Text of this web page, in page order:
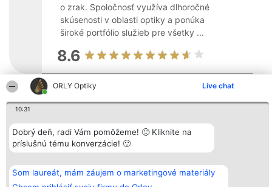
ORLY Optiky Live chat
10:31
Dobrý deň, radi Vám pomôžeme! 🙂 Kliknite na
príslušnú tému konverzácie! 🙂
Som laureát, mám záujem o marketingové materiály
o zrak. Spoločnosť využíva dlhoročné
skúsenosti v oblasti optiky a ponúka
široké portfólio služieb pre všetky ...
8.6
Organizátor hodnotenia
Bright Side Solutions sp. z o.
ul. Ruska 22
Wrocław 50-079
KRS 0000749100 | Regon
381313360 | NIP 8943132676
Laureáti
wszystkich
Laureatów
Podmienky
Obchodné
Zásady
Kontakt